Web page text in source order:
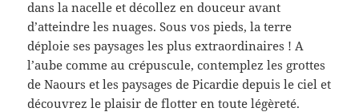
dans la nacelle et décollez en douceur avant
d’atteindre les nuages. Sous vos pieds, la terre
déploie ses paysages les plus extraordinaires ! A
l’aube comme au crépuscule, contemplez les grottes
de Naours et les paysages de Picardie depuis le ciel et
découvrez le plaisir de flotter en toute légèreté.